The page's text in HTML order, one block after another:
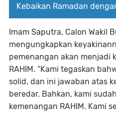
Kebaikan Ramadan
Imam Saputra, Calon Wakil
mengungkapkan
pemenangan akan menjadi
RAHIM. “Kami tegaskan
solid, dan ini jawaban atas
beredar. Bahkan, kami
kemenangan RAHIM. Kami